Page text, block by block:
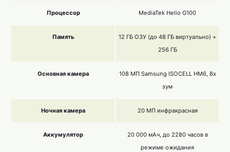
Процессор MediaTek Helio G100
Память
12 ГБ ОЗУ (до 48 ГБ виртуально) +
256 ГБ
Основная камера
108 МП Samsung ISOCELL HM6, 8x
зум
Ночная камера 20 МП инфракрасная
Аккумулятор
20 000 мАч, до 2280 часов в
режиме ожидания